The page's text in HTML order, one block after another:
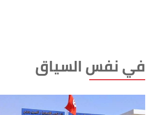
في نفس السياق